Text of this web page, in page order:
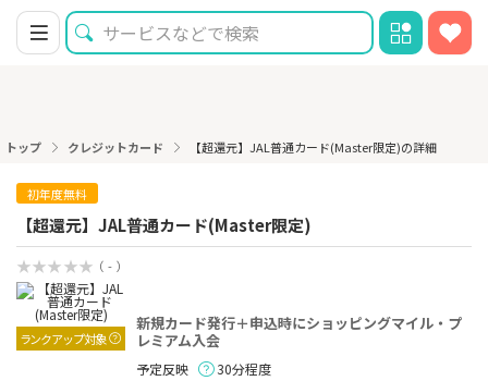
トップ クレジットカード 【超還元】JAL普通カード(Master限定)の詳細
初年度無料
【超還元】JAL普通カード(Master限定)
（ - ）
ランクアップ対象
新規カード発行＋申込時にショッピングマイル・プ
レミアム入会
予定反映
30分程度